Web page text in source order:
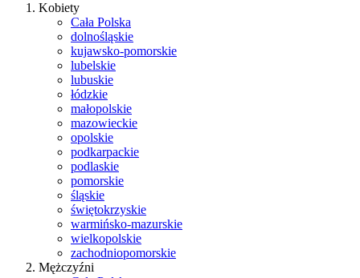
Kobiety
Cała Polska
dolnośląskie
kujawsko-pomorskie
lubelskie
lubuskie
łódzkie
małopolskie
mazowieckie
opolskie
podkarpackie
podlaskie
pomorskie
śląskie
świętokrzyskie
warmińsko-mazurskie
wielkopolskie
zachodniopomorskie
Mężczyźni